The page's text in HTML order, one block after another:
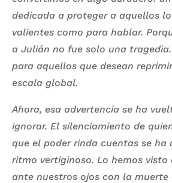
dedicada a proteger a aquellos
valientes como para hablar.
a Julián no fue solo una
para aquellos que desean
escala global.
Ahora, esa advertencia se ha
ignorar. El silenciamiento de
que el poder rinda cuentas se ha
ritmo vertiginoso. Lo hemos visto
ante nuestros ojos con la muerte